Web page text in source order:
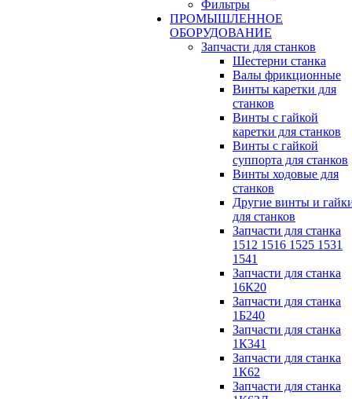
Фильтры
ПРОМЫШЛЕННОЕ
ОБОРУДОВАНИЕ
Запчасти для станков
Шестерни станка
Валы фрикционные
Винты каретки для
станков
Винты с гайкой
каретки для станков
Винты с гайкой
суппорта для станков
Винты ходовые для
станков
Другие винты и
для станков
Запчасти для станка
1512 1516 1525 1531
1541
Запчасти для станка
16К20
Запчасти для станка
1Б240
Запчасти для станка
1К341
Запчасти для станка
1К62
Запчасти для станка